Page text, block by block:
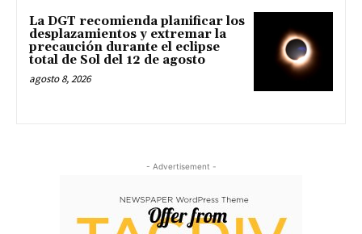
La DGT recomienda planificar los
desplazamientos y extremar la
precaución durante el eclipse
total de Sol del 12 de agosto
agosto 8, 2026
- Advertisement -